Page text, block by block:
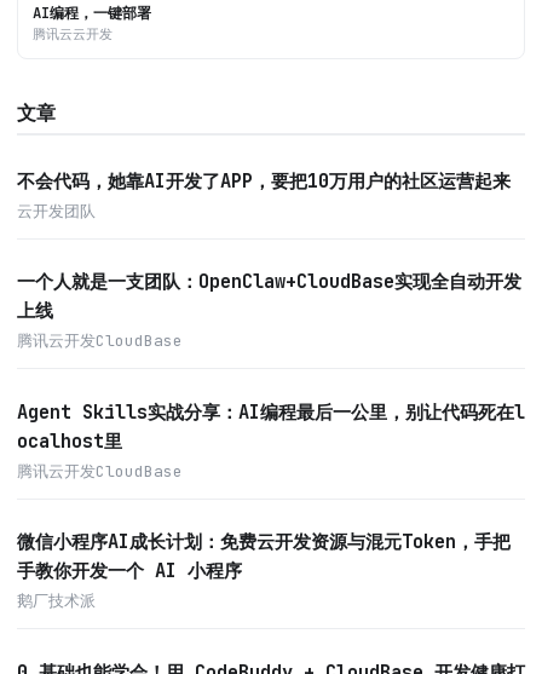
AI编程，一键部署
腾讯云云开发
文章
不会代码，她靠AI开发了APP，要把10万用户的社区运营起来
云开发团队
一个人就是一支团队：OpenClaw+CloudBase实现全自动开发
上线
腾讯云开发CloudBase
Agent Skills实战分享：AI编程最后一公里，别让代码死在l
ocalhost里
腾讯云开发CloudBase
微信小程序AI成长计划：免费云开发资源与混元Token，手把
手教你开发一个 AI 小程序
鹅厂技术派